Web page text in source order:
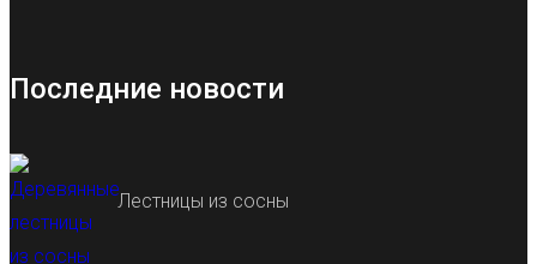
Последние новости
Лестницы из сосны